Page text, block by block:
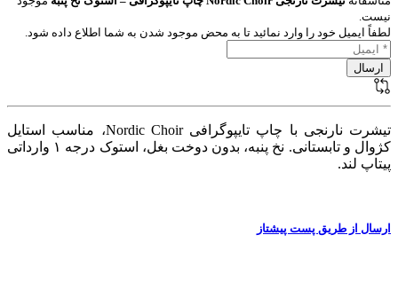
نیست.
لطفاً ایمیل خود را وارد نمائید تا به محض موجود شدن به شما اطلاع داده شود.
تیشرت نارنجی با چاپ تایپوگرافی Nordic Choir، مناسب استایل
کژوال و تابستانی. نخ پنبه، بدون دوخت بغل، استوک درجه ۱ وارداتی
پیتاپ لند.
ارسال از طریق پست پیشتاز